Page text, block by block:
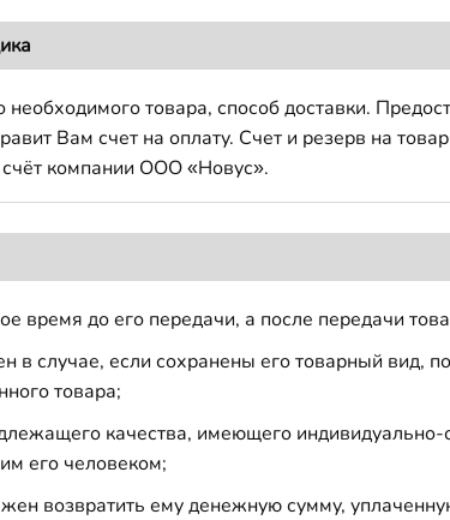
товара, способ доставки.
Вам счет на оплату. Счет и резерв на
компании ООО «Новус».
время до его передачи, а после передачи
случае, если сохранены его товарный вид,
товара;
качества, имеющего
его человеком;
возвратить ему денежную сумму,